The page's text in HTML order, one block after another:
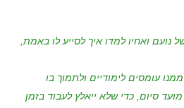
נועם ואחיו למדו איך לסייע לו באמת,
עומסים לימודיים ולתמוך בו
סיום , כדי שלא ייאלץ לעבוד בזמן